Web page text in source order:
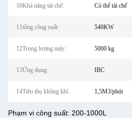
10Khả năng tái chế: Có thể tái chế
11tổng công suất: 540KW
12Trọng lượng máy: 5000 kg
13Ứng dụng: IBC
14Tiêu thụ không khí: 1,5M3/phút
Phạm vi công suất: 200-1000L